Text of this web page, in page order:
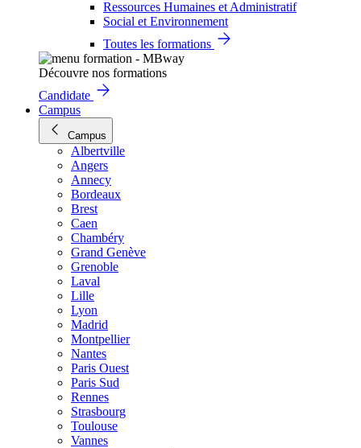
Ressources Humaines et Administratif
Social et Environnement
Toutes les formations
Découvre nos formations
Candidate
Campus
Campus
Albertville
Angers
Annecy
Bordeaux
Brest
Caen
Chambéry
Grand Genève
Grenoble
Laval
Lille
Lyon
Madrid
Montpellier
Nantes
Paris Ouest
Paris Sud
Rennes
Strasbourg
Toulouse
Vannes